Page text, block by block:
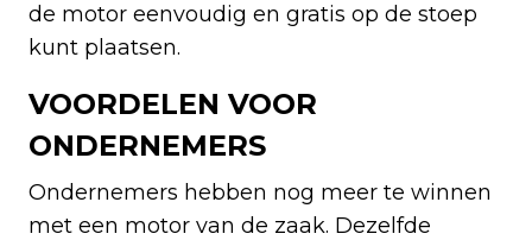
de motor eenvoudig en gratis op de stoep
kunt plaatsen.
VOORDELEN VOOR
ONDERNEMERS
Ondernemers hebben nog meer te winnen
met een motor van de zaak. Dezelfde